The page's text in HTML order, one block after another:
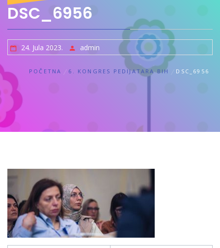
DSC_6956
24. Jula 2023. admin
POČETNA 6. KONGRES PEDIJATARA BIH DSC_6956